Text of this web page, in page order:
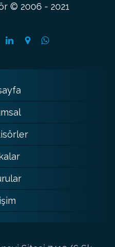
© 2006 - 2021